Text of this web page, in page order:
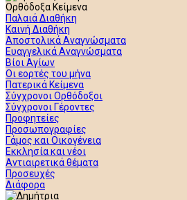
Ορθόδοξα Κείμενα
Παλαιά Διαθήκη
Καινή Διαθήκη
Αποστολικά Αναγνώσματα
Ευαγγελικά Αναγνώσματα
Βίοι Αγίων
Οι εορτές του μήνα
Πατερικά Κείμενα
Σύγχρονοι Ορθόδοξοι
Σύγχρονοι Γέροντες
Προφητείες
Προσωπογραφίες
Γάμος και Οικογένεια
Εκκλησία και νέοι
Αντιαιρετικά θέματα
Προσευχές
Διάφορα